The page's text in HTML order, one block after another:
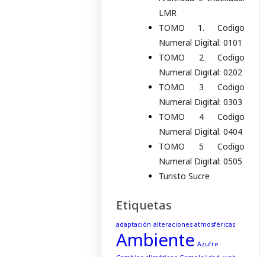
LMR
TOMO 1. Codigo
Numeral Digital: 0101
TOMO 2 Codigo
Numeral Digital: 0202
TOMO 3 Codigo
Numeral Digital: 0303
TOMO 4 Codigo
Numeral Digital: 0404
TOMO 5 Codigo
Numeral Digital: 0505
Turisto Sucre
Etiquetas
adaptación alteraciones atmosféricas
Ambiente Azufre